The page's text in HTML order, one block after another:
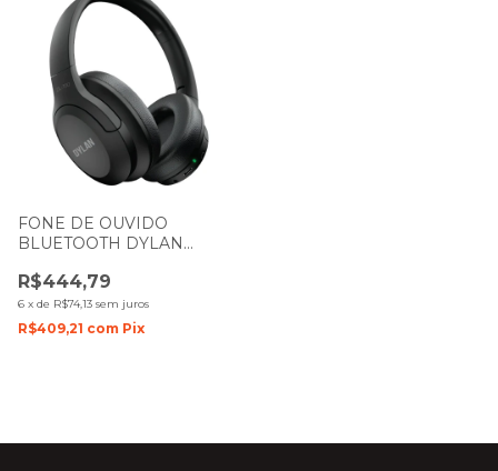
FONE DE OUVIDO
BLUETOOTH DYLAN
P2 COM CANCELAMENTO
DE RUIDO DL-700 PRETO
R$444,79
6 x de R$74,13 sem juros
R$409,21 com Pix